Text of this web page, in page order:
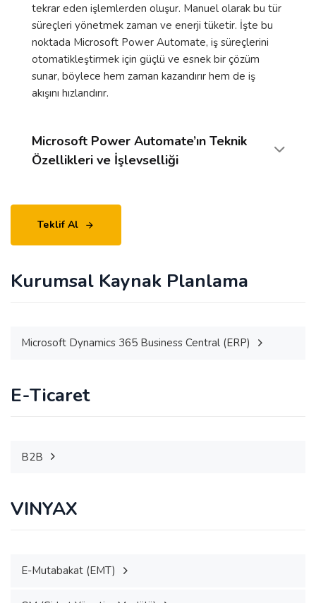
Kurumsal Kaynak Planlama
Microsoft Dynamics 365 Business Central (ERP)
E-Ticaret
B2B
VINYAX
E-Mutabakat (EMT)
tekrar eden işlemlerden oluşur. Manuel olarak bu tür
süreçleri yönetmek zaman ve enerji tüketir. İşte bu
noktada Microsoft Power Automate, iş süreçlerini
otomatikleştirmek için güçlü ve esnek bir çözüm
sunar, böylece hem zaman kazandırır hem de iş
akışını hızlandırır.
Microsoft Power Automate’ın Teknik
Özellikleri ve İşlevselliği
Teklif Al